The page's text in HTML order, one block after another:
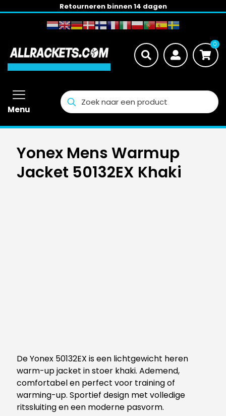
Retourneren binnen 14 dagen
0
Menu
Yonex Mens Warmup
Jacket 50132EX Khaki
De Yonex 50132EX is een lichtgewicht heren
warm-up jacket in stoer khaki. Ademend,
comfortabel en perfect voor training of
warming-up. Sportief design met volledige
ritssluiting en een moderne pasvorm.